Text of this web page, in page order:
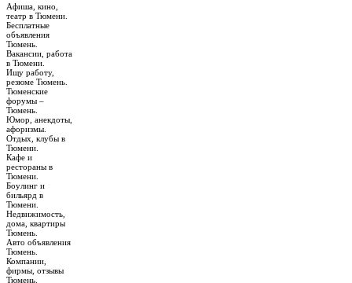
Афиша, кино,
театр в Тюмени.
Бесплатные
объявления
Тюмень.
Вакансии, работа
в Тюмени.
Ищу работу,
резюме Тюмень.
Тюменские
форумы –
Тюмень.
Юмор, анекдоты,
афоризмы.
Отдых, клубы в
Тюмени.
Кафе и
рестораны в
Тюмени.
Боулинг и
бильярд в
Тюмени.
Недвижимость,
дома, квартиры
Тюмень.
Авто объявления
Тюмень.
Компании,
фирмы, отзывы
Тюмень.